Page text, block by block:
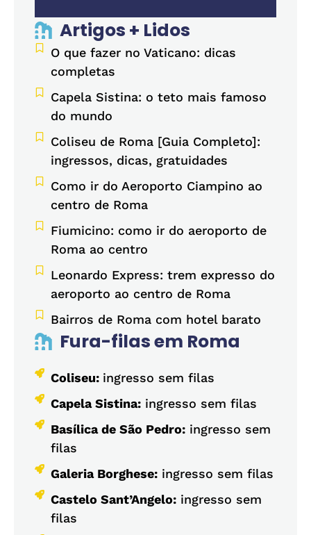
Artigos + Lidos
O que fazer no Vaticano: dicas
completas
Capela Sistina: o teto mais famoso
do mundo
Coliseu de Roma [Guia Completo]:
ingressos, dicas, gratuidades
Como ir do Aeroporto Ciampino ao
centro de Roma
Fiumicino: como ir do aeroporto de
Roma ao centro
Leonardo Express: trem expresso do
aeroporto ao centro de Roma
Bairros de Roma com hotel barato
Fura-filas em Roma
Coliseu: ingresso sem filas
Capela Sistina:ingresso sem filas
Basílica de São Pedro:ingresso sem
filas
Galeria Borghese:ingresso sem filas
Castelo Sant’Angelo:ingresso sem
filas